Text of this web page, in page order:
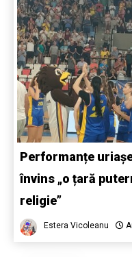
Performanțe
învins „o țară
religie”
Estera Vicoleanu